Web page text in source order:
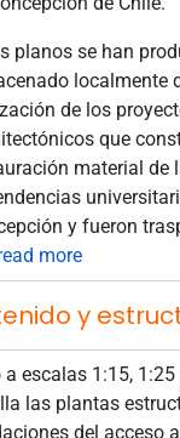
planos se han
localmente
de los
que
material de
y fueron
more
y
a escalas 1:15,
las plantas
del acceso